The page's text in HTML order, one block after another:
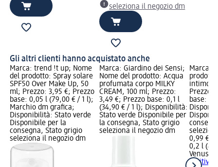
seleziona il negozio dm
Gli altri clienti hanno acquistato anche
Marca: trend !t up; Nome
del prodotto: Spray solare
SPF50 Over Make Up, 50
ml; Prezzo: 3,95 €; Prezzo
base: 0,05 l (79,00 € / 1 l);
Marchio dm grafica;
Disponibilità: Stato verde
Disponibile per la
consegna, Stato grigio
seleziona il negozio dm
Marca: Giardino dei Sensi;
Nome del prodotto: Acqua
profumata corpo MILKY
CREAM, 100 ml; Prezzo:
3,49 €; Prezzo base: 0,1 l
(34,90 € / 1 l); Disponibilità:
Stato verde Disponibile per
la consegna, Stato grigio
seleziona il negozio dm
Marca:
intimo
Prezzo:
base:
0,99 €
0,2 l
Venus
lenitivo,